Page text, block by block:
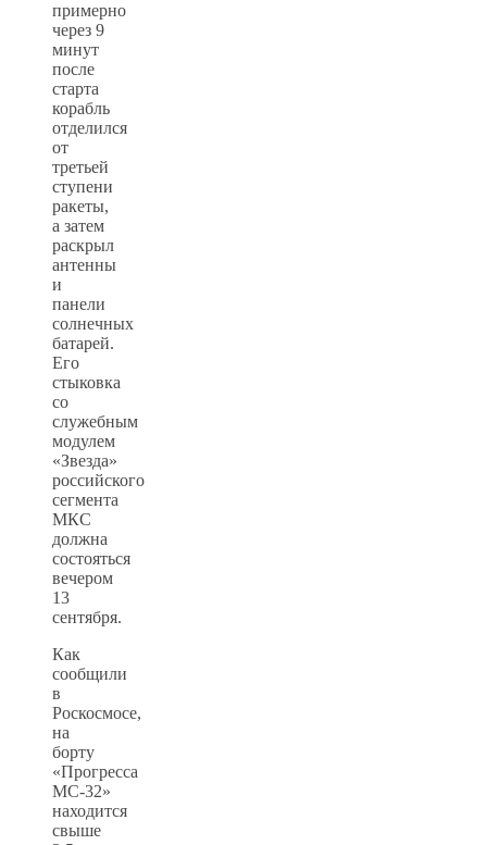
примерно
через 9
минут
после
старта
корабль
отделился
от
третьей
ступени
ракеты,
а затем
раскрыл
антенны
и
панели
солнечных
батарей.
Его
стыковка
со
служебным
модулем
«Звезда»
российского
сегмента
МКС
должна
состояться
вечером
13
сентября.
Как
сообщили
в
Роскосмосе,
на
борту
«Прогресса
МС-32»
находится
свыше